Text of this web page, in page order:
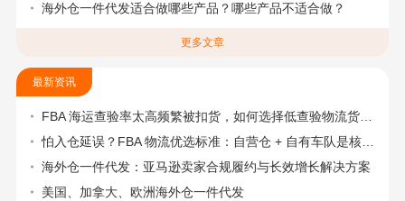
海外仓一件代发适合做哪些产品？哪些产品不适合做？
更多文章
最新资讯
FBA 海运查验率太高频繁被扣货，如何选择低查验物流货代？
怕入仓延误？FBA 物流优选标准：自营仓 + 自有车队是核心硬指标
海外仓一件代发：亚马逊卖家合规履约与长效增长解决方案
美国、加拿大、欧洲海外仓一件代发